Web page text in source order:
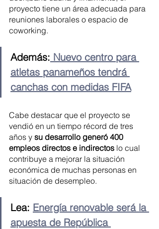
proyecto tiene un área adecuada para
reuniones laborales o espacio de
coworking.
Además: Nuevo centro para
atletas panameños tendrá
canchas con medidas FIFA
Cabe destacar que el proyecto se
vendió en un tiempo récord de tres
años y su desarrollo generó 400
empleos directos e indirectos lo cual
contribuye a mejorar la situación
económica de muchas personas en
situación de desempleo.
Lea: Energía renovable será la
apuesta de República